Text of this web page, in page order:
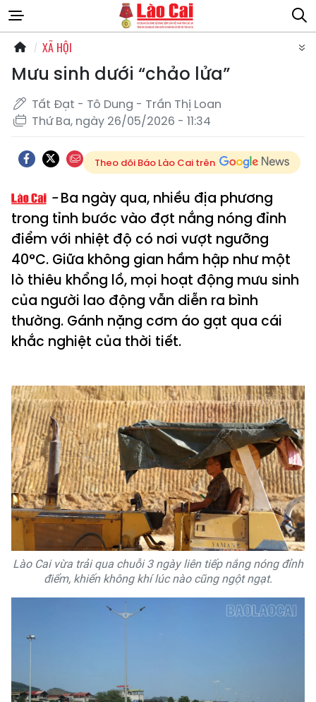
XÃ HỘI
Mưu sinh dưới “chảo lửa”
Tất Đạt - Tô Dung - Trần Thị Loan
Thứ Ba, ngày 26/05/2026 - 11:34
Theo dõi Báo Lào Cai trên
Ba ngày qua, nhiều địa phương
trong tỉnh bước vào đợt nắng nóng đỉnh
điểm với nhiệt độ có nơi vượt ngưỡng
40°C. Giữa không gian hầm hập như một
lò thiêu khổng lồ, mọi hoạt động mưu sinh
của người lao động vẫn diễn ra bình
thường. Gánh nặng cơm áo gạt qua cái
khắc nghiệt của thời tiết.
Lào Cai vừa trải qua chuỗi 3 ngày liên tiếp nắng nóng đỉnh
điểm, khiến không khí lúc nào cũng ngột ngạt.